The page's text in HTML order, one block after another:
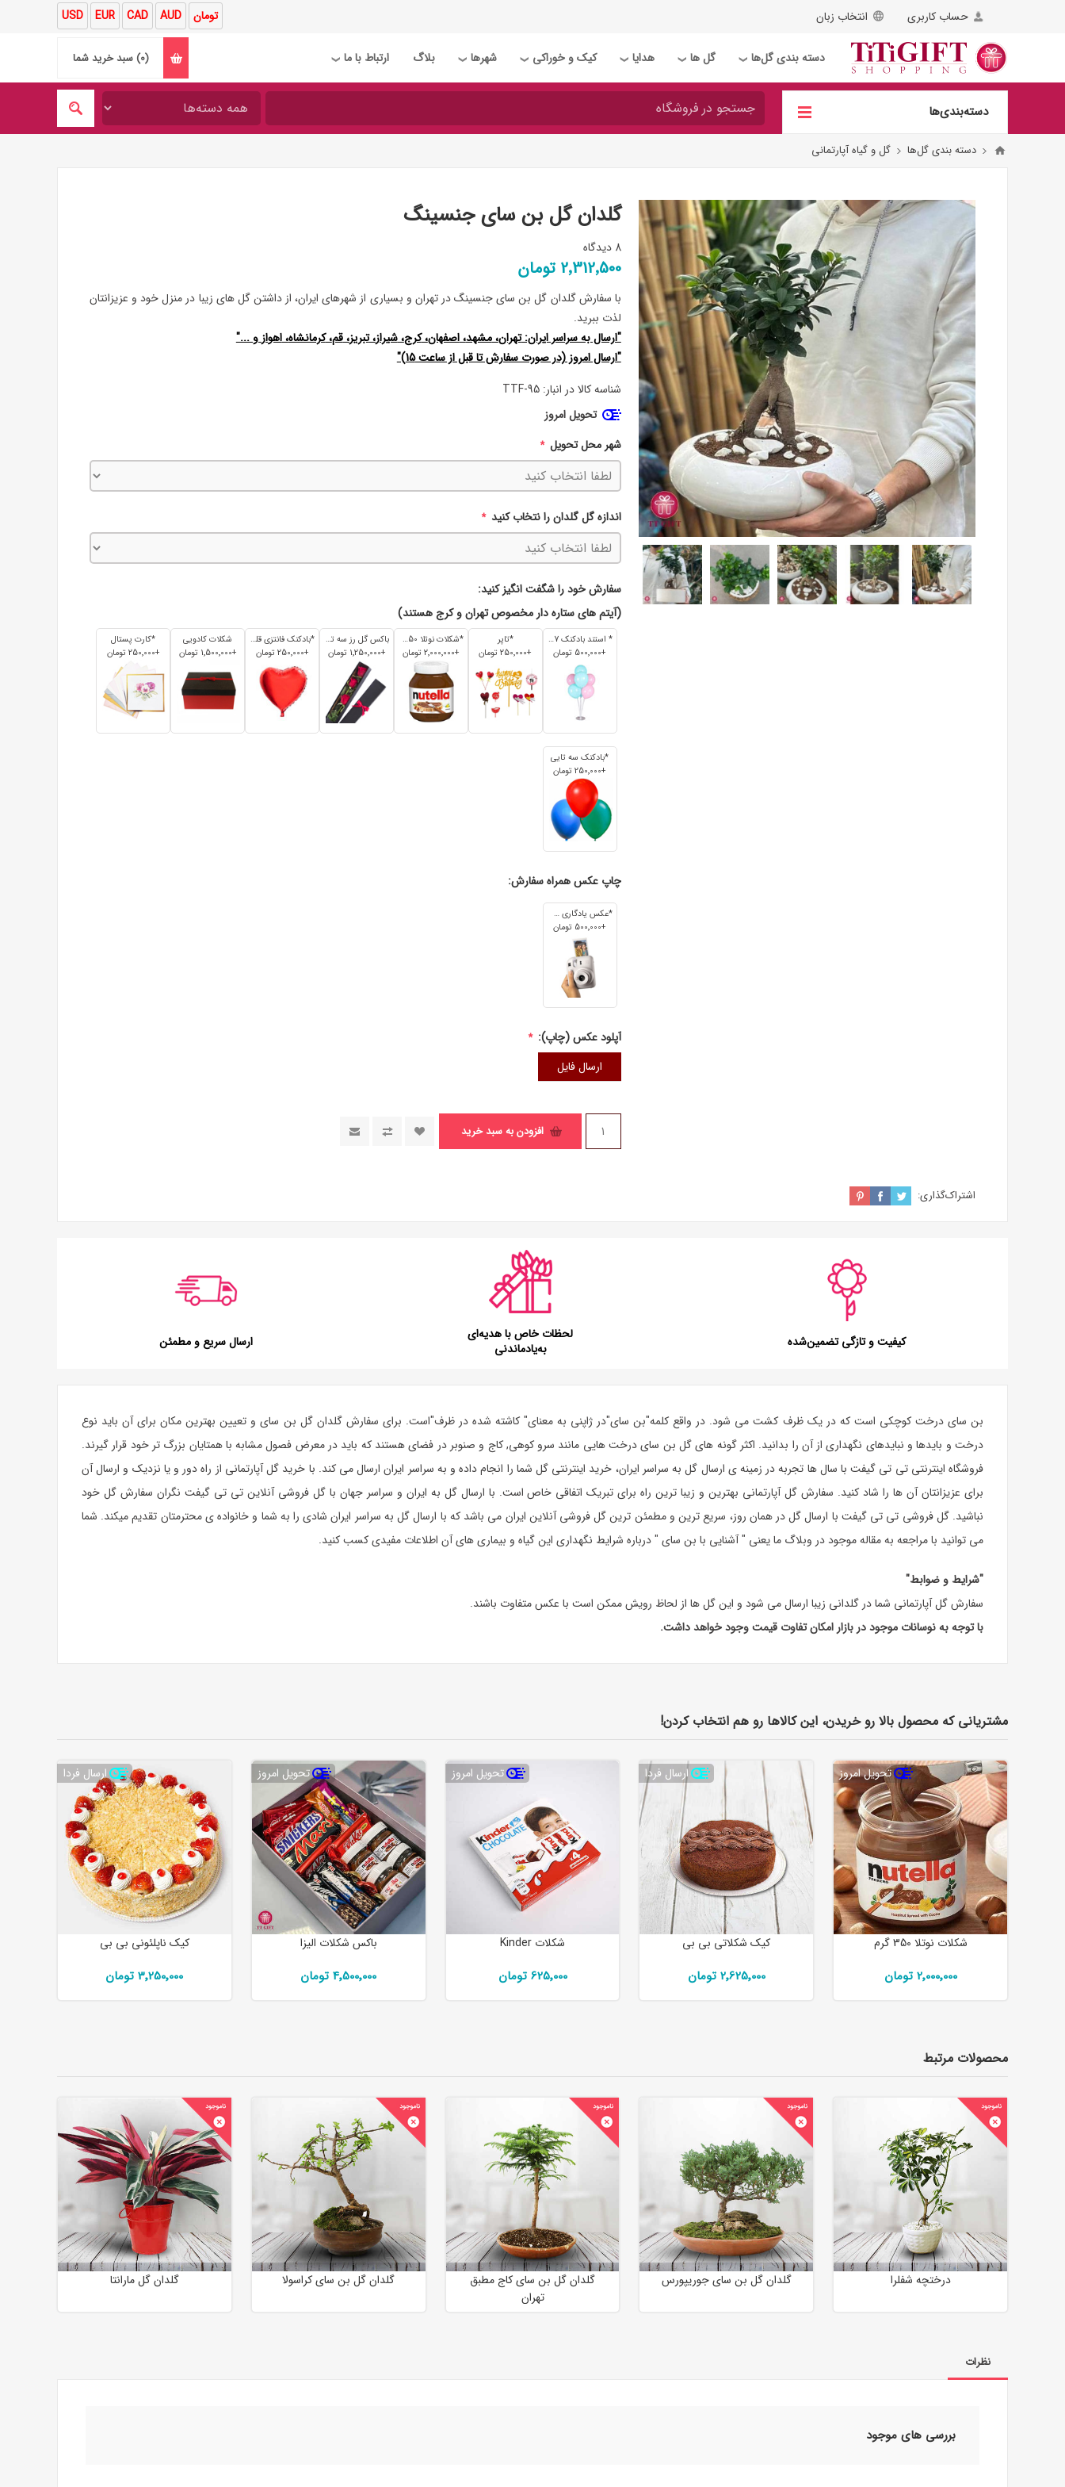
حساب کاربری انتخاب زبان USD EUR CAD AUD تومان
دسته بندی گل‌ها ❯ گل ها ❯ هدایا ❯ کیک و خوراکی ❯ شهرها ❯ بلاگ ارتباط با ما ❯
(0) سبد خرید شما
دسته‌بندی‌ها
دسته بندی گل‌ها گل و گیاه آپارتمانی
گلدان گل بن سای جنسینگ
8 دیدگاه
2٬312٬500 تومان
با سفارش گلدان گل بن سای جنسینگ در تهران و بسیاری از شهرهای ایران، از داشتن گل های زیبا در منزل خود و عزیزانتان
لذت ببرید.
"ارسال به سراسر ایران:تهران،مشهد،اصفهان،کرج،شیراز،تبریز،قم،کرمانشاه،اهوازو ..."
"ارسال امروز (در صورت سفارش‌ تا قبل از ساعت 15)"
شناسه کالا در انبار: TTF-95
تحویل امروز
شهر محل تحویل *
اندازه گل گلدان را نتخاب کنید *
سفارش خود را شگفت انگیز کنید:
(آیتم های ستاره دار مخصوص تهران و کرج هستند)
* استند بادکنک 7 تایی
+500٬000 تومان
*تاپر
+250٬000 تومان
*شکلات نوتلا 350 گرم
+2٬000٬000 تومان
باکس گل رز سه تایی
+1٬250٬000 تومان
*بادکنک فانتزی قلبی
+250٬000 تومان
شکلات کادویی
+1٬500٬000 تومان
*کارت پستال
+250٬000 تومان
*بادکنک سه تایی
+250٬000 تومان
چاپ عکس همراه سفارش:
*عکس یادگاری 7cm*5cm
+500٬000 تومان
آپلود عکس (چاپ): *
ارسال فایل
افزودن به سبد خرید
اشتراک‌گذاری:
کیفیت و تازگی تضمین‌شده
لحظات خاص با هدیه‌ای
به‌یادماندنی
ارسال سریع و مطمئن
بن سای درخت کوچکی است که در یک ظرف کشت می شود. در واقع کلمه"بن سای"در ژاپنی به معنای" کاشته شده در ظرف"است. برای سفارش گلدان گل بن سای و تعیین بهترین مکان برای آن باید نوع
درخت و بایدها و نبایدهای نگهداری از آن را بدانید. اکثر گونه های گل بن سای درخت هایی مانند سرو کوهی, کاج و صنوبر در فضای هستند که باید در معرض فصول مشابه با همتایان بزرگ تر خود قرار گیرند.
فروشگاه اینترنتی تی تی گیفت با سال ها تجربه در زمینه ی ارسال گل به سراسر ایران، خرید اینترنتی گل شما را انجام داده و به سراسر ایران ارسال می کند. با خرید گل آپارتمانی از راه دور و یا نزدیک و ارسال آن
برای عزیزانتان آن ها را شاد کنید. سفارش گل آپارتمانی بهترین و زیبا ترین راه برای تبریک اتفاقی خاص است. با ارسال گل به ایران و سراسر جهان با گل فروشی آنلاین تی تی گیفت نگران سفارش گل خود
نباشید. گل فروشی تی تی گیفت با ارسال گل در همان روز، سریع ترین و مطمئن ترین گل فروشی آنلاین ایران می باشد که با ارسال گل به سراسر ایران شادی را به شما و خانواده ی محترمتان تقدیم میکند. شما
می توانید با مراجعه به مقاله موجود در وبلاگ ما یعنی " آشنایی با بن سای " درباره شرایط نگهداری این گیاه و بیماری های آن اطلاعات مفیدی کسب کنید.
"شرایط و ضوابط"
سفارش گل آپارتمانی شما در گلدانی زیبا ارسال می شود و این گل ها از لحاظ رویش ممکن است با عکس متفاوت باشند.
با توجه به نوسانات موجود در بازار امکان تفاوت قیمت وجود خواهد داشت.
مشتریانی که محصول بالا رو خریدن، این کالاها رو هم انتخاب کردن!
تحویل امروز
شکلات نوتلا 350 گرم
2٬000٬000 تومان
ارسال فردا
کیک شکلاتی بی بی
2٬625٬000 تومان
تحویل امروز
شکلات Kinder
625٬000 تومان
تحویل امروز
باکس شکلات الیزا
4٬500٬000 تومان
ارسال فردا
کیک ناپلئونی بی بی
3٬250٬000 تومان
محصولات مرتبط
درختچه شفلرا گلدان گل بن سای جوریپورس
گلدان گل بن سای کاج مطبق
تهران
گلدان گل بن سای کراسولا گلدان گل مارانتا
نظرات
بررسی های موجود